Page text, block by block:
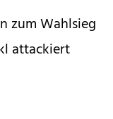
zum Wahlsieg
attackiert